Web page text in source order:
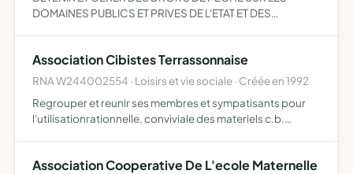
DOMAINES PUBLICS ET PRIVES DE L'ETAT ET DES
PATRIMOINE PISCICOLE ET
Association Cibistes Terrassonnaise
RNA W244002554 · Loisirs et vie sociale · Créée en 1992
Regrouper et reunir ses membres et sympatisants pour
l'utilisationrationnelle, conviviale des materiels c.b.
Association Cooperative De L'ecole Maternelle